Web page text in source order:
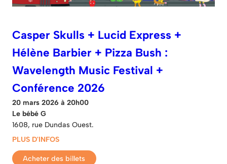
Casper Skulls + Lucid Express +
Hélène Barbier + Pizza Bush :
Wavelength Music Festival +
Conférence 2026
20 mars 2026 à 20h00
Le bébé G
1608, rue Dundas Ouest.
PLUS D'INFOS
Acheter des billets